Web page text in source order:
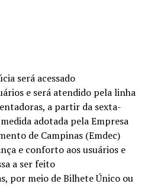
será acessado
e será atendido pela linha
a partir da sexta-
adotada pela Empresa
de Campinas (Emdec)
e conforto aos usuários e
a ser feito
por meio de Bilhete Único ou